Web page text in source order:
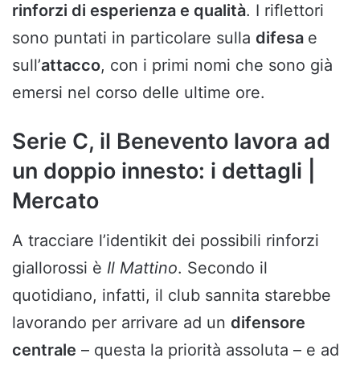
rinforzi di esperienza e qualità. I riflettori
sono puntati in particolare sulla difesa e
sull’attacco, con i primi nomi che sono già
emersi nel corso delle ultime ore.
Serie C, il Benevento lavora ad
un doppio innesto: i dettagli |
Mercato
A tracciare l’identikit dei possibili rinforzi
giallorossi è Il Mattino. Secondo il
quotidiano, infatti, il club sannita starebbe
lavorando per arrivare ad un difensore
centrale – questa la priorità assoluta – e ad